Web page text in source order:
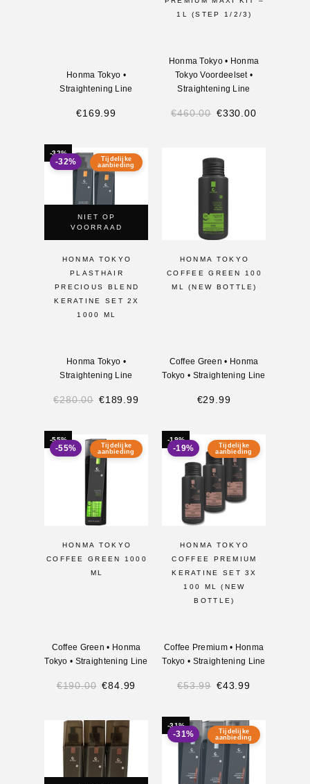
Honma Tokyo •
Straightening Line
€169.99
1L (STEP 1/2/3)
Honma Tokyo• Honma
Tokyo Voordeelset•
Straightening Line
€460.00 €330.00
-32%
Tijdelijke
aanbieding
-32%
NIET OP
VOORRAAD
HONMA TOKYO
PLASTHAIR
PRECIOUS BLEND
KERATINE SET 2X
1000 ML
Honma Tokyo •
Straightening Line
€280.00 €189.99
HONMA TOKYO
COFFEE GREEN 100
ML (NEW BOTTLE)
Coffee Green • Honma
Tokyo • Straightening Line
€29.99
-55%
Tijdelijke
aanbieding
-55%
HONMA TOKYO
COFFEE GREEN 1000
ML
Coffee Green • Honma
Tokyo • Straightening Line
€190.00 €84.99
-19%
Tijdelijke
aanbieding
-19%
HONMA TOKYO
COFFEE PREMIUM
KERATINE SET 3X
100 ML (NEW
BOTTLE)
Coffee Premium• Honma
Tokyo • Straightening Line
€53.99 €43.99
-31%
Tijdelijke
aanbieding
-31%